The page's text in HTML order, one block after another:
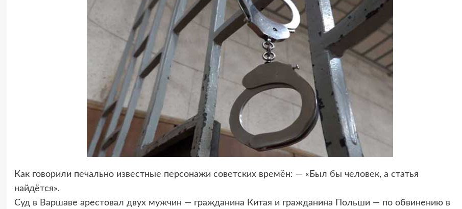
Как говорили печально известные персонажи советских времён: — «Был бы человек, а статья
найдётся».
Суд в Варшаве арестовал двух мужчин — гражданина Китая и гражданина Польши — по обвинению в